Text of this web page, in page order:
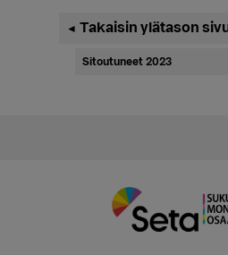
Ensisijainen
sivupalkki
◄ Takaisin ylätason
Sitoutuneet 2023